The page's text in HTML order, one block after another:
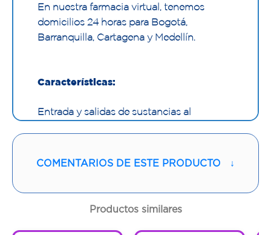
En nuestra farmacia virtual, tenemos
domicilios 24 horas para Bogotá,
Barranquilla, Cartagena y Medellín.
Características:
Entrada y salidas de sustancias al
COMENTARIOS DE ESTE PRODUCTO ↓
Productos similares